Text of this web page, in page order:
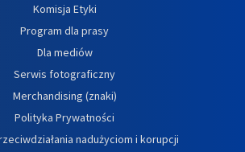
Komisja Etyki
Program dla prasy
Dla mediów
Serwis fotograficzny
Merchandising (znaki)
Polityka Prywatności
nadużyciom i korupcji